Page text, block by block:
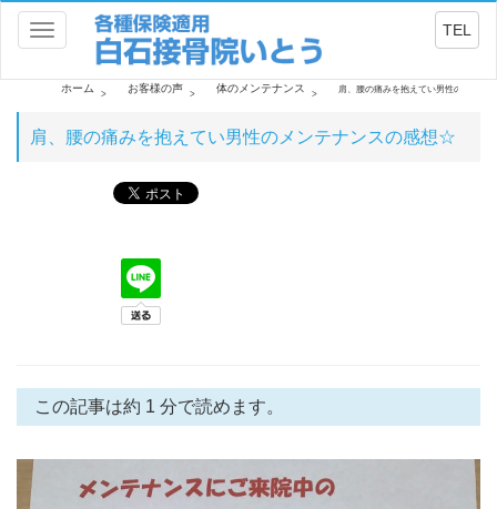
Toggle
navigation
TEL
ホーム お客様の声 体のメンテナンス 肩、腰の痛みを抱えてい男性のメンテ
肩、腰の痛みを抱えてい男性のメンテナンスの感想☆
この記事は約 1 分で読めます。